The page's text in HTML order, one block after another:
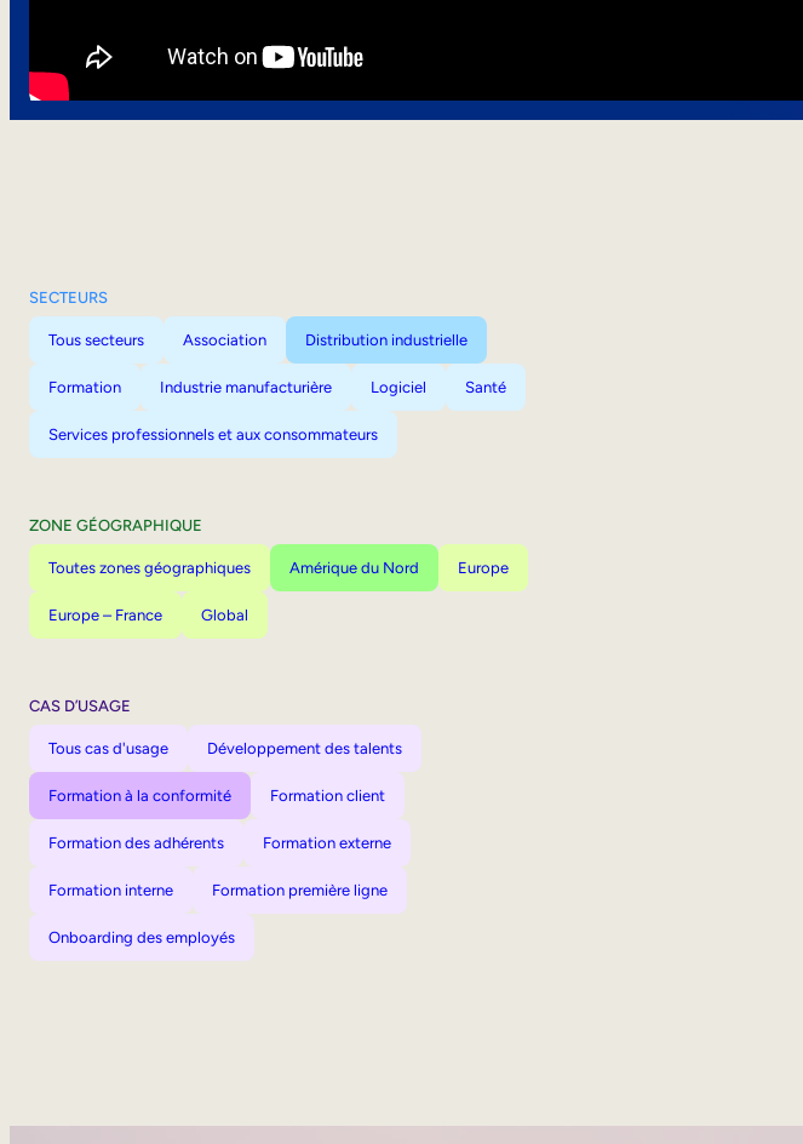
SECTEURS
Tous secteurs Association Distribution industrielle
Formation Industrie manufacturière Logiciel Santé
Services professionnels et aux consommateurs
ZONE GÉOGRAPHIQUE
Toutes zones géographiques Amérique du Nord Europe
Europe – France Global
CAS D’USAGE
Tous cas d'usage Développement des talents
Formation à la conformité Formation client
Formation des adhérents Formation externe
Formation interne Formation première ligne
Onboarding des employés